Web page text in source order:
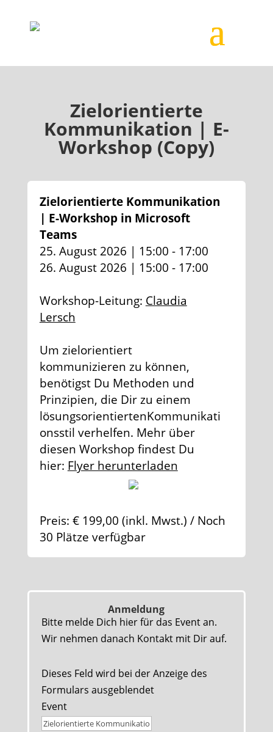
Zielorientierte
Kommunikation | E-
Workshop (Copy)
Zielorientierte Kommunikation
| E-Workshop in Microsoft
Teams
25. August 2026 | 15:00 - 17:00
26. August 2026 | 15:00 - 17:00
Workshop-Leitung: Claudia
Lersch
Um zielorientiert
kommunizieren zu können,
benötigst Du Methoden und
Prinzipien, die Dir zu einem
lösungsorientiertenKommunikati
onsstil verhelfen. Mehr über
diesen Workshop findest Du
hier: Flyer herunterladen
Preis: € 199,00 (inkl. Mwst.) / Noch
30 Plätze verfügbar
Anmeldung
Bitte melde Dich hier für das Event an.
Wir nehmen danach Kontakt mit Dir auf.
Dieses Feld wird bei der Anzeige des
Formulars ausgeblendet
Event